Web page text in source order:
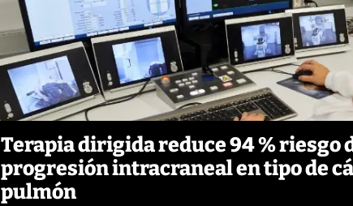
Terapia dirigida reduce 94 % riesgo
progresión intracraneal en tipo de
pulmón